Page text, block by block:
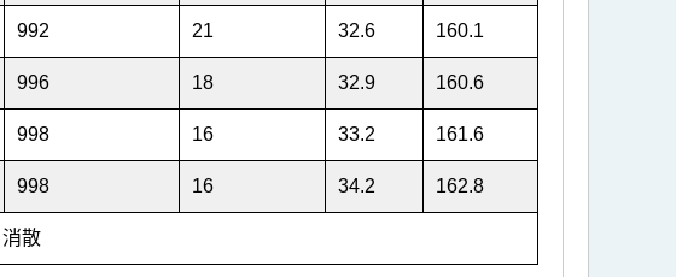
992 21 32.6 160.1
996 18 32.9 160.6
998 16 33.2 161.6
998 16 34.2 162.8
消散